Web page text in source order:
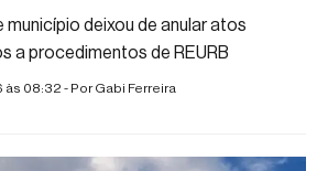
município deixou de anular atos
a procedimentos de REURB
08:32 - PorGabi Ferreira